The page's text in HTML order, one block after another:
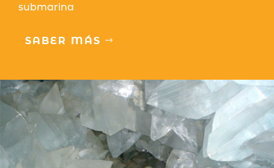
submarina
SABER MÁS